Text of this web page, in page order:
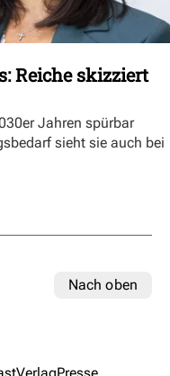
Reiche skizziert
Jahren spürbar
sieht sie auch bei
Nach oben